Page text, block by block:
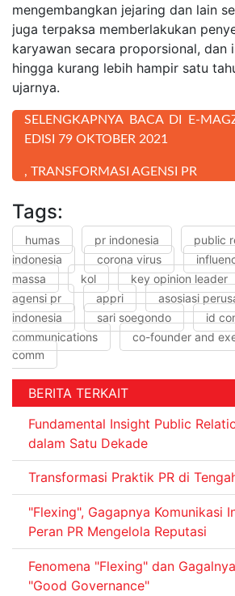
mengembangkan jejaring dan lain
juga terpaksa memberlakukan
karyawan secara proporsional, dan
hingga kurang lebih hampir satu
ujarnya.
SELENGKAPNYA BACA DI E-
EDISI 79 OKTOBER 2021
, TRANSFORMASI AGENSI PR
Tags:
humas pr indonesia public
indonesia
corona virus
massa
kol key opinion leader
agensi pr
appri
asosiasi
indonesia
sari soegondo id
communications
co-founder and
comm
BERITA TERKAIT
Fundamental Insight Public
dalam Satu Dekade
Transformasi Praktik PR di
"Flexing", Gagapnya Komunikasi
Peran PR Mengelola Reputasi
Fenomena "Flexing" dan
"Good Governance"